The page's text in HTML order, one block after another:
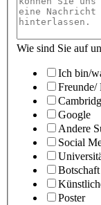
Wie sind Sie auf
Ich bin/
Freunde/
Google
Andere
Social
Botschaft
Poster